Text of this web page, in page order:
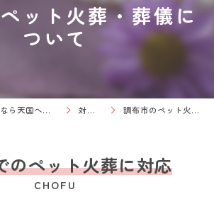
ット火葬・葬儀に
ついて
東京でペット火葬なら天国への扉 ペットメモリアル東京西 対応エリア 調布市のペット火葬・葬儀について
のペット火葬に対応
CHOFU